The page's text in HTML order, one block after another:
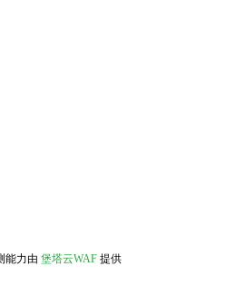
能力由 堡塔云WAF 提供